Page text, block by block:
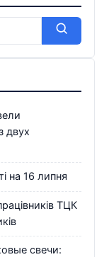
двух
на 16 липня
ТЦК
свечи: